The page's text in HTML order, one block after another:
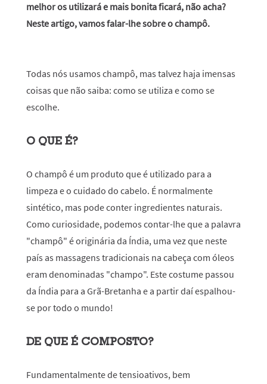
melhor os utilizará e mais bonita ficará, não acha?
Neste artigo, vamos falar-lhe sobre o champô.
Todas nós usamos champô, mas talvez haja imensas
coisas que não saiba: como se utiliza e como se
escolhe.
O QUE É?
O champô é um produto que é utilizado para a
limpeza e o cuidado do cabelo. É normalmente
sintético, mas pode conter ingredientes naturais.
Como curiosidade, podemos contar-lhe que a palavra
"champô" é originária da Índia, uma vez que neste
país as massagens tradicionais na cabeça com óleos
eram denominadas "champo". Este costume passou
da Índia para a Grã-Bretanha e a partir daí espalhou-
se por todo o mundo!
DE QUE É COMPOSTO?
Fundamentalmente de tensioativos, bem